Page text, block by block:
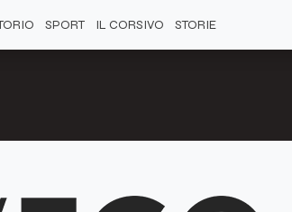
SPORT IL CORSIVO STORIE